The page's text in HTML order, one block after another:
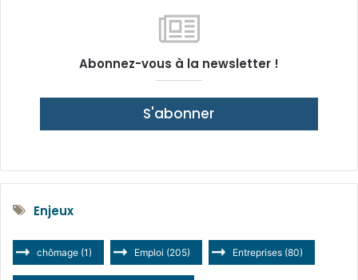
Abonnez-vous à la newsletter !
S'abonner
Enjeux
chômage (1) Emploi (205) Entreprises (80)